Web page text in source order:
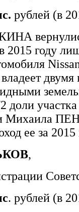
рублей (в
2015 году
доли
Михаила
ее за
,
. рублей (в